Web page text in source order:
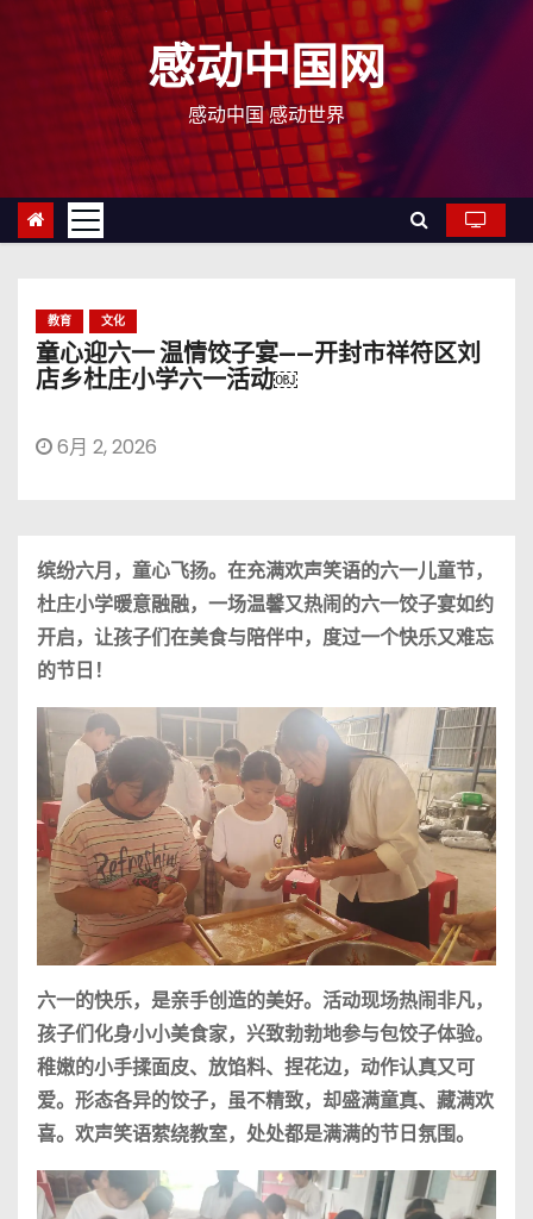
感动中国网
感动中国 感动世界
教育 文化
童心迎六一 温情饺子宴——开封市祥符区刘
店乡杜庄小学六一活动￼
6月 2, 2026
缤纷六月，童心飞扬。在充满欢声笑语的六一儿童节，
杜庄小学暖意融融，一场温馨又热闹的六一饺子宴如约
开启，让孩子们在美食与陪伴中，度过一个快乐又难忘
的节日！
六一的快乐，是亲手创造的美好。活动现场热闹非凡，
孩子们化身小小美食家，兴致勃勃地参与包饺子体验。
稚嫩的小手揉面皮、放馅料、捏花边，动作认真又可
爱。形态各异的饺子，虽不精致，却盛满童真、藏满欢
喜。欢声笑语萦绕教室，处处都是满满的节日氛围。